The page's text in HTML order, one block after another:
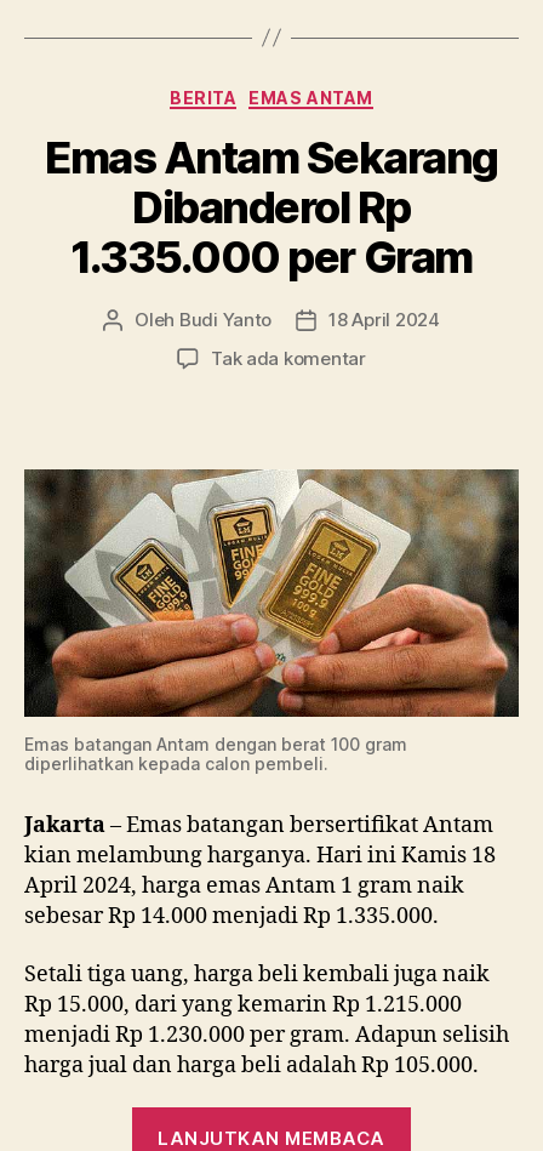
Kategori
BERITA EMAS ANTAM
Emas Antam Sekarang
Dibanderol Rp
1.335.000 per Gram
Penulis
Oleh Budi Yanto
Tanggal
artikel
18 April 2024
Tak ada komentarpada
Dibanderol
Rp
1.335.000
per
Gram
Emas batangan Antam dengan berat 100 gram
diperlihatkan kepada calon pembeli.
Jakarta– Emas batangan bersertifikat Antam
kian melambung harganya. Hari ini Kamis 18
April 2024, harga emas Antam 1 gram naik
sebesar Rp 14.000 menjadi Rp 1.335.000.
Setali tiga uang, harga beli kembali juga naik
Rp 15.000, dari yang kemarin Rp 1.215.000
menjadi Rp 1.230.000 per gram. Adapun selisih
harga jual dan harga beli adalah Rp 105.000.
LANJUTKAN MEMBACA